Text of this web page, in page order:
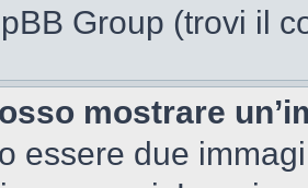
Group (trovi il
mostrare
essere due